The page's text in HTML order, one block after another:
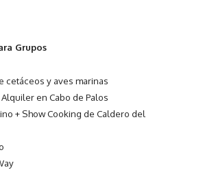
Grupos
cetáceos y aves marinas
en Cabo de Palos
+ Show Cooking de Caldero del